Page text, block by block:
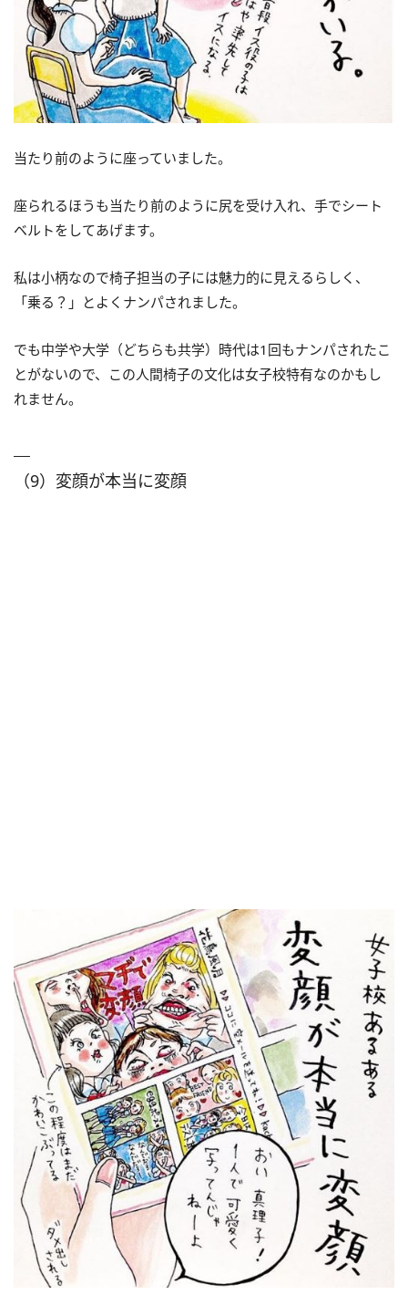
当たり前のように座っていました。
座られるほうも当たり前のように尻を受け入れ、手でシート
ベルトをしてあげます。
私は小柄なので椅子担当の子には魅力的に見えるらしく、
「乗る？」とよくナンパされました。
でも中学や大学（どちらも共学）時代は1回もナンパされたこ
とがないので、この人間椅子の文化は女子校特有なのかもし
れません。
（9）変顔が本当に変顔